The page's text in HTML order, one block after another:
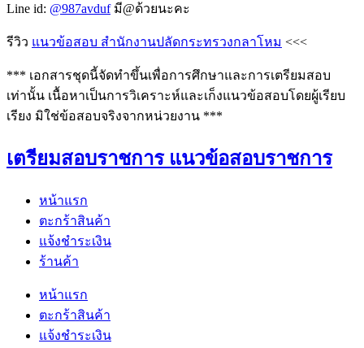
Line id: @987avdufมี@ด้วยนะคะ
รีวิว แนวข้อสอบ สำนักงานปลัดกระทรวงกลาโหม <<<
*** เอกสารชุดนี้จัดทำขึ้นเพื่อการศึกษาและการเตรียมสอบ
เท่านั้น เนื้อหาเป็นการวิเคราะห์และเก็งแนวข้อสอบโดยผู้เรียบ
เรียง มิใช่ข้อสอบจริงจากหน่วยงาน ***
เตรียมสอบราชการ แนวข้อสอบราชการ
หน้าแรก
ตะกร้าสินค้า
แจ้งชำระเงิน
ร้านค้า
หน้าแรก
ตะกร้าสินค้า
แจ้งชำระเงิน